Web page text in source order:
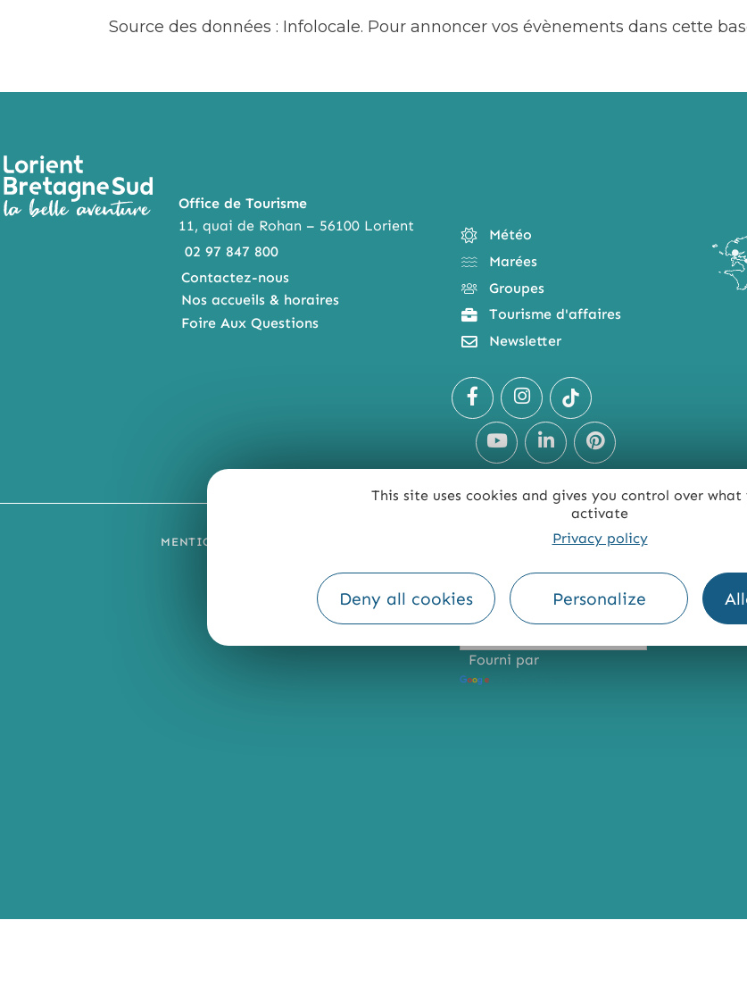
This site uses cookies and gives you control over
activate
Privacy policy
Deny all cookies Personalize
Source des données : Infolocale. Pour annoncer vos évènements dans cette
Office de Tourisme
11, quai de Rohan – 56100 Lorient
02 97 847 800
Contactez-nous
Nos accueils & horaires
Foire Aux Questions
Météo
Marées
Groupes
Tourisme d'affaires
Newsletter
MENTIONS LÉGALES ACCESSIBILITÉ : NON CONFORME
Fourni par